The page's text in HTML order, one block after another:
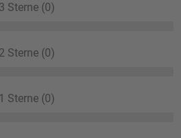
3 Sterne (0)
2 Sterne (0)
1 Sterne (0)